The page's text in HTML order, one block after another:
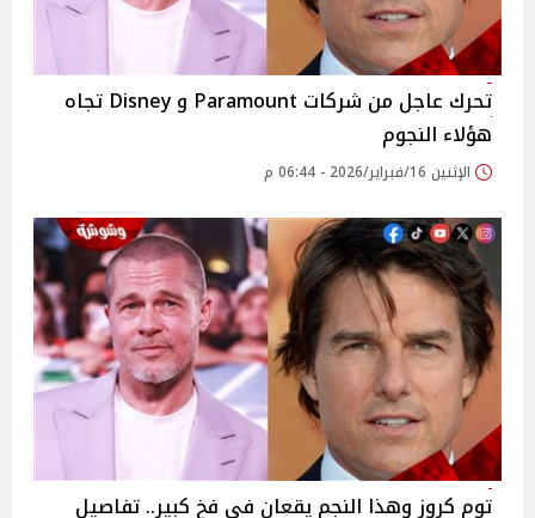
تحرك عاجل من شركات Paramount و Disney تجاه
هؤلاء النجوم
الإثنين 16/فبراير/2026 - 06:44 م
توم كروز وهذا النجم يقعان في فخ كبير.. تفاصيل